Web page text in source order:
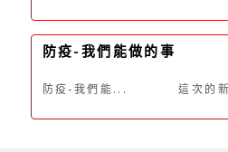
防疫-我們能做的事
防疫-我們能... 這次的